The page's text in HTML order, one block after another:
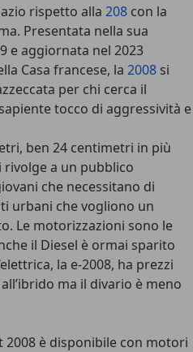
rispetto alla 208 con la
Presentata nella sua
e aggiornata nel 2023
Casa francese, la 2008 si
per chi cerca il
tocco di aggressività e
ben 24 centimetri in più
rivolge a un pubblico
che necessitano di
urbani che vogliono un
Le motorizzazioni sono le
il Diesel è ormai sparito
la e-2008, ha prezzi
ma il divario è meno
2008 è disponibile con motori